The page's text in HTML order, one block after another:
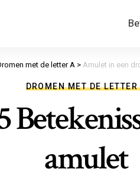
met de letter A > Amulet in een
DROMEN MET DE LETTER
amulet